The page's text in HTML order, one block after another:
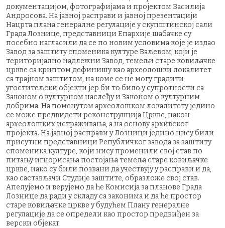
документацијом, фотографијама и пројектом Василија
Андросова. На јавној расправи и јавној презентацији
Нацрта плана генералне регулације у скупштинској сали
Града Лознице, представници Епархије шабачке су
посебно нагласили да се по новим условима које је издао
Завод за заштиту споменика културе Ваљевом, који је
територијално надлежни Завод, темељи старе ковиљачке
цркве са криптом дефинишу као археолошки локалитет
са трајном заштитом, на коме се не могу градити
угоститељски објекти јер би то било у супротности са
Законом о културном наслеђу и Законом о културним
добрима. На поменутом археолошком локалитету једино
се може предвидети реконструкција Цркве, након
археолошких истраживања, а на основу архивског
пројекта. На јавној расправи у Лозници једино нису били
присутни представници Републичког завода за заштиту
споменика културе, који нису променили свој став по
питању игнорисања постојања темеља старе ковиљачке
цркве, иако су били позвани да учествују у расправи и да,
као састављачи Студије заштите, образложе свој став.
Апелујемо и верујемо да ће Комисија за планове Града
Лознице да ради у складу са законима и да ће простор
старе ковиљачке цркве у будућем Плану генералне
регулације да се определи као простор предвиђен за
верски објекат.